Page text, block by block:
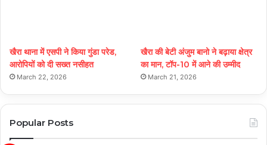
खैरा थाना में एसपी ने किया गुंडा परेड,
आरोपियों को दी सख्त नसीहत
March 22, 2026
खैरा की बेटी अंजुम बानो ने बढ़ाया क्षेत्र
का मान, टॉप-10 में आने की उम्मीद
March 21, 2026
Popular Posts